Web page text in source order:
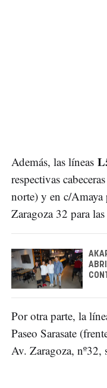
Además, las líneas
respectivas
norte) y en c/
Zaragoza 32 para
Por otra parte, la
Paseo Sarasate
Av. Zaragoza, nº32,